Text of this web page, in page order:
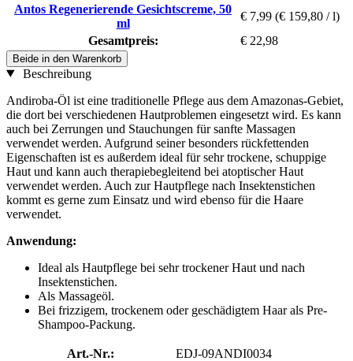
Antos Regenerierende Gesichtscreme, 50
ml
€ 7,99 (€ 159,80 / l)
Gesamtpreis:
€ 22,98
Beide in den Warenkorb
Beschreibung
Andiroba-Öl ist eine traditionelle Pflege aus dem Amazonas-Gebiet,
die dort bei verschiedenen Hautproblemen eingesetzt wird. Es kann
auch bei Zerrungen und Stauchungen für sanfte Massagen
verwendet werden. Aufgrund seiner besonders rückfettenden
Eigenschaften ist es außerdem ideal für sehr trockene, schuppige
Haut und kann auch therapiebegleitend bei atoptischer Haut
verwendet werden. Auch zur Hautpflege nach Insektenstichen
kommt es gerne zum Einsatz und wird ebenso für die Haare
verwendet.
Anwendung:
Ideal als Hautpflege bei sehr trockener Haut und nach
Insektenstichen.
Als Massageöl.
Bei frizzigem, trockenem oder geschädigtem Haar als Pre-
Shampoo-Packung.
Art.-Nr.:
EDJ-09ANDI0034